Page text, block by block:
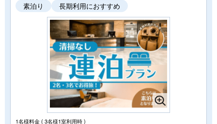
素泊り 長期利用におすすめ
1名様料金( 3名様1室利用時 )